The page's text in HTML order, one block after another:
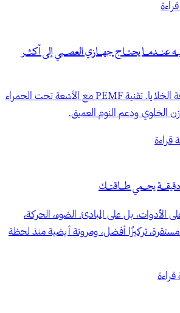
عندما يحتاج جهازي العصبي إلى أكثر
التوتر المزمن يستنزف طاقة الخلايا. تقنية PEMF مع الأشعة تحت الحمراء
الخلوي ودعم النوم العميق.
قراءة
الأدوات، بل على المبادئ. الضوء، الحركة،
تركيزًا أفضل، ومرونة أيضية منذ لحظة
قراءة